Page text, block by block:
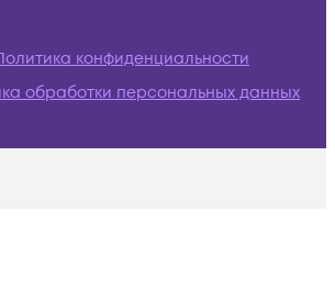
конфиденциальности
обработки персональных данных